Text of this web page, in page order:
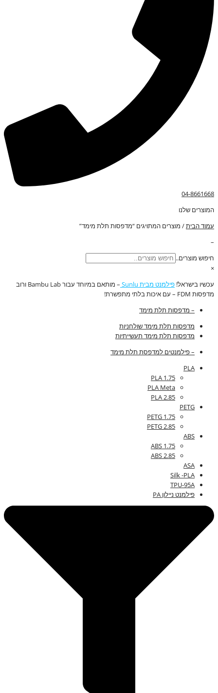
04-8661668
המוצרים שלנו
עמוד הבית/ מוצרים המתויגים “מדפסות תלת מימד”
–
חיפוש מוצרים..
×
עכשיו בישראל! פילמנט מבית Sunlu
– מותאם במיוחד עבור Bambu Lab ורוב
מדפסות FDM – עם איכות בלתי מתפשרת!
– מדפסות תלת מימד
מדפסות תלת מימד שולחניות
מדפסות תלת מימד תעשייתיות
– פילמנטים למדפסת תלת מימד
PLA
PLA 1.75
PLA Meta
PLA 2.85
PETG
PETG 1.75
PETG 2.85
ABS
ABS 1.75
ABS 2.85
ASA
Silk -PLA
TPU-95A
פילמנט ניילון PA